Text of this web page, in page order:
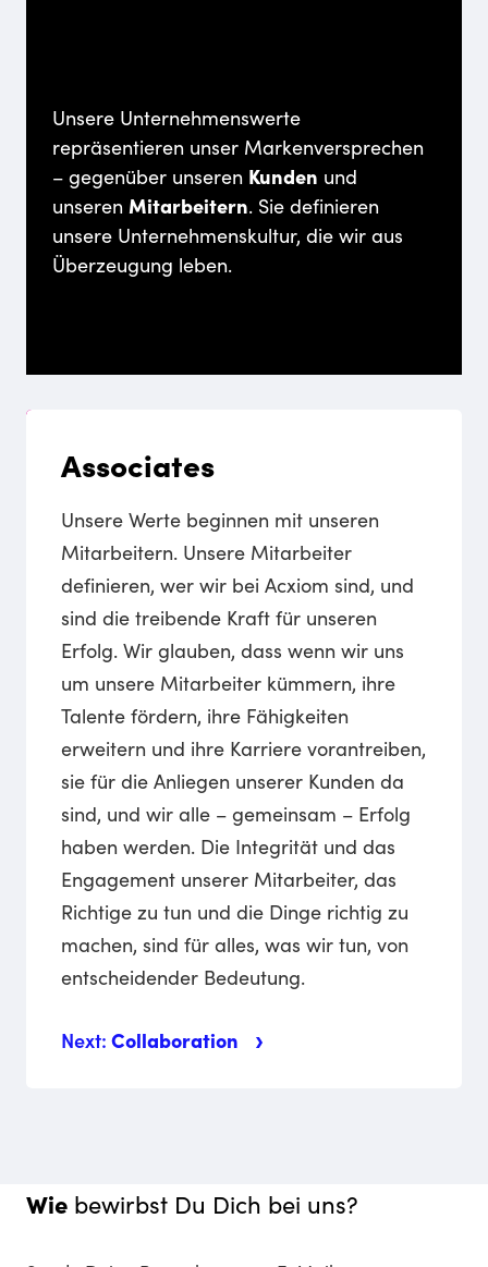
Unsere Unternehmenswerte
repräsentieren unser Markenversprechen
– gegenüber unseren Kunden und
unseren Mitarbeitern. Sie definieren
unsere Unternehmenskultur, die wir aus
Überzeugung leben.
Associates
Unsere Werte beginnen mit unseren
Mitarbeitern. Unsere Mitarbeiter
definieren, wer wir bei Acxiom sind, und
sind die treibende Kraft für unseren
Erfolg. Wir glauben, dass wenn wir uns
um unsere Mitarbeiter kümmern, ihre
Talente fördern, ihre Fähigkeiten
erweitern und ihre Karriere vorantreiben,
sie für die Anliegen unserer Kunden da
sind, und wir alle – gemeinsam – Erfolg
haben werden. Die Integrität und das
Engagement unserer Mitarbeiter, das
Richtige zu tun und die Dinge richtig zu
machen, sind für alles, was wir tun, von
entscheidender Bedeutung.
Next: Collaboration
Collaboration
Wir glauben an die Kraft der Teamarbeit. Wir
Next:Excellence
Excellence
Wir haben ein unerschütterliches Engagement für
Next:Innovation
Innovation
Innovation ermöglicht unserer Organisation
Next:Outcomes
Outcomes
Wir konzentrieren uns darauf, Erfolge für unsere
Next:Empowerment
Empowerment
Unser Team aus talentierten, innovativen und
Wie bewirbst Du Dich bei uns?